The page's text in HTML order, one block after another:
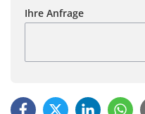
Ihre Anfrage